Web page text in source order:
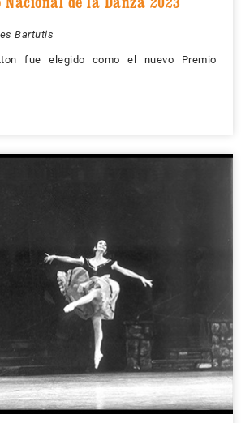
Bartutis
fue elegido como el nuevo Premio